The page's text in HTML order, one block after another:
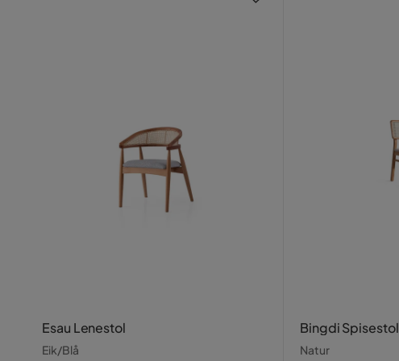
Esau Lenestol
Eik/Blå
Bingdi Spisestol
Natur